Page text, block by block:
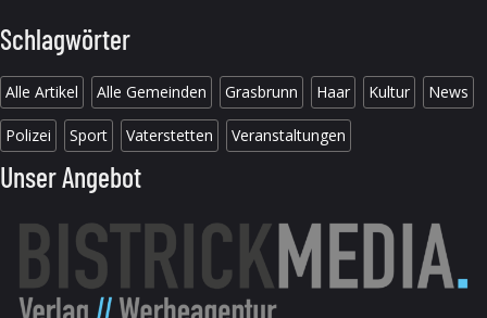
Schlagwörter
Alle Artikel Alle Gemeinden Grasbrunn Haar Kultur News
Polizei Sport Vaterstetten Veranstaltungen
Unser Angebot